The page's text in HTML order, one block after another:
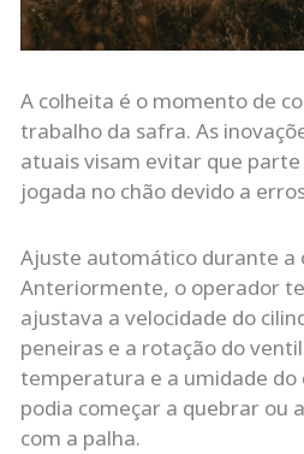
A colheita é o momento de
trabalho da safra. As
atuais visam evitar que
jogada no chão devido a
Ajuste automático durante a
Anteriormente, o operador
ajustava a velocidade do
peneiras e a rotação do
temperatura e a umidade
podia começar a quebrar ou
com a palha.